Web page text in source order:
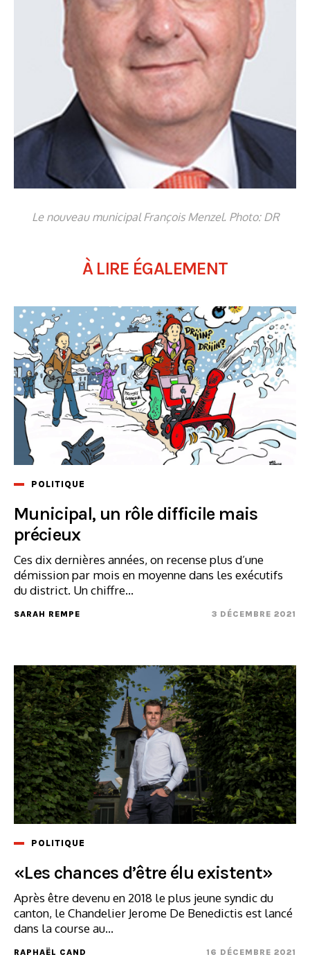
Le nouveau municipal François Menzel. Photo: DR
À LIRE ÉGALEMENT
POLITIQUE
Municipal, un rôle difficile mais
précieux
Ces dix dernières années, on recense plus d’une
démission par mois en moyenne dans les exécutifs
du district. Un chiffre...
SARAH REMPE 3 DÉCEMBRE 2021
POLITIQUE
«Les chances d’être élu existent»
Après être devenu en 2018 le plus jeune syndic du
canton, le Chandelier Jerome De Benedictis est lancé
dans la course au...
RAPHAËL CAND 16 DÉCEMBRE 2021